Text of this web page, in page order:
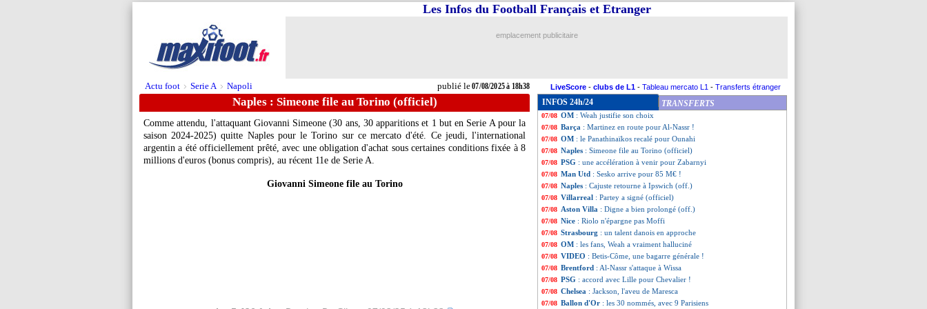
Actu foot > Serie A > Napoli publié le07/08/2025 à 18h38
Les Infos du Football Français et Etranger
emplacement publicitaire
LiveScore - clubs de L1 - Tableau mercato L1 - Transferts étranger
Naples : Simeone file au Torino (officiel)
Comme attendu, l'attaquant Giovanni Simeone (30 ans, 30 apparitions et 1 but en Serie A pour la
saison 2024-2025) quitte Naples pour le Torino sur ce mercato d'été. Ce jeudi, l'international
argentin a été officiellement prêté, avec une obligation d'achat sous certaines conditions fixée à 8
millions d'euros (bonus compris), au récent 11e de Serie A.
Giovanni Simeone file au Torino
INFOS 24h/24 TRANSFERTS
07/08 OM: Weah n'en veut pas à la Juve
07/08 Man Utd
07/08 Montpellier: Nicollin cash sur Savanier !
07/08 PSG: le discours d'Al-Khelaïfi au groupe
07/08 OM : Weah justifie son choix
07/08 Barça : Martinez en route pour Al-Nassr !
07/08 OM : le Panathinaïkos recalé pour Ounahi
07/08 Naples : Simeone file au Torino (officiel)
07/08 PSG : une accélération à venir pour Zabarnyi
07/08 Man Utd : Sesko arrive pour 85 M€ !
07/08 Naples : Cajuste retourne à Ipswich (off.)
07/08 Villarreal : Partey a signé (officiel)
07/08 Aston Villa : Digne a bien prolongé (off.)
07/08 Nice : Riolo n'épargne pas Moffi
07/08 Strasbourg : un talent danois en approche
07/08 OM : les fans, Weah a vraiment halluciné
07/08 VIDEO : Betis-Côme, une bagarre générale !
07/08 Brentford : Al-Nassr s'attaque à Wissa
07/08 PSG : accord avec Lille pour Chevalier !
07/08 Chelsea : Jackson, l'aveu de Maresca
07/08 Ballon d'Or : les 30 nommés, avec 9 Parisiens